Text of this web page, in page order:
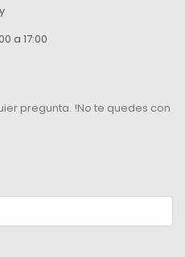
a 17:00
pregunta. !No te quedes con